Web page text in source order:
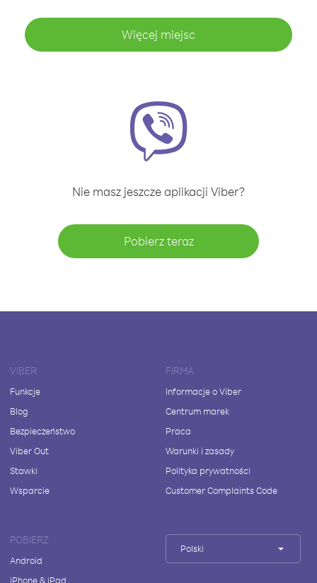
Więcej miejsc
Nie masz jeszcze aplikacji Viber?
Pobierz teraz
VIBER
Funkcje
Blog
Bezpieczeństwo
Viber Out
Stawki
Wsparcie
FIRMA
Informacje o Viber
Centrum marek
Praca
Warunki i zasady
Polityka prywatności
Customer Complaints Code
POBIERZ
Android
iPhone & iPad
Polski